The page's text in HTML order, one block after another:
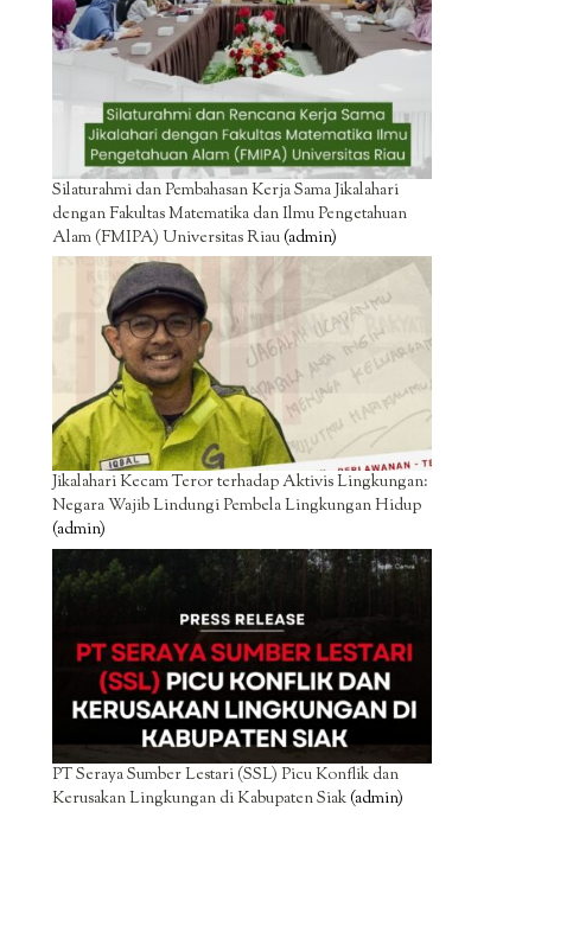
Silaturahmi dan Pembahasan Kerja Sama Jikalahari
dengan Fakultas Matematika dan Ilmu Pengetahuan
Alam (FMIPA) Universitas Riau(admin)
Jikalahari Kecam Teror terhadap Aktivis Lingkungan:
Negara Wajib Lindungi Pembela Lingkungan Hidup
(admin)
PT Seraya Sumber Lestari (SSL) Picu Konflik dan
Kerusakan Lingkungan di Kabupaten Siak(admin)